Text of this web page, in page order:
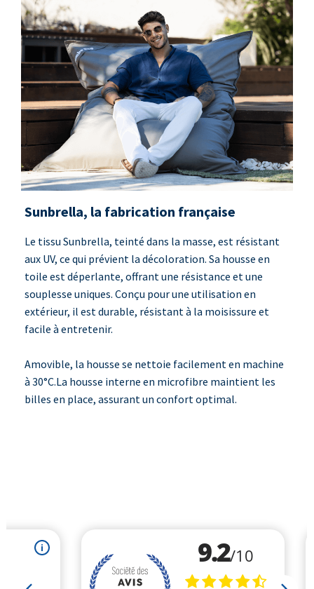
Sunbrella, la fabrication française
Le tissu Sunbrella, teinté dans la masse, est résistant
aux UV, ce qui prévient la décoloration. Sa housse en
toile est déperlante, offrant une résistance et une
souplesse uniques. Conçu pour une utilisation en
extérieur, il est durable, résistant à la moisissure et
facile à entretenir.
Amovible, la housse se nettoie facilement en machine
à 30°C.La housse interne en microfibre maintient les
billes en place, assurant un confort optimal.